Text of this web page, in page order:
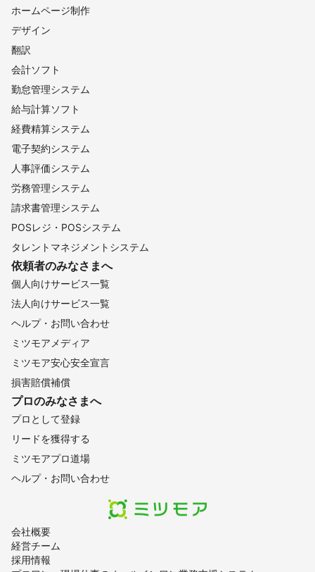
会社概要
経営チーム
採用情報
ホームページ制作
デザイン
翻訳
会計ソフト
勤怠管理システム
給与計算ソフト
経費精算システム
電子契約システム
人事評価システム
労務管理システム
請求書管理システム
POSレジ・POSシステム
タレントマネジメントシステム
依頼者のみなさまへ
個人向けサービス一覧
法人向けサービス一覧
ヘルプ・お問い合わせ
ミツモアメディア
ミツモア安心安全宣言
損害賠償補償
プロのみなさまへ
プロとして登録
リードを獲得する
ミツモアプロ道場
ヘルプ・お問い合わせ